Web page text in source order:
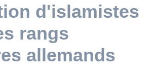
d'islamistes
rangs
allemands